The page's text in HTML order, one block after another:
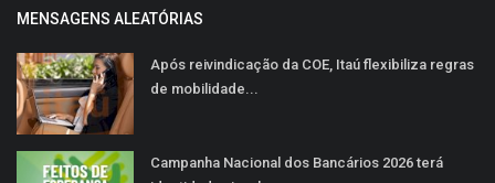
MENSAGENS ALEATÓRIAS
Após reivindicação da COE, Itaú flexibiliza regras
de mobilidade...
Campanha Nacional dos Bancários 2026 terá